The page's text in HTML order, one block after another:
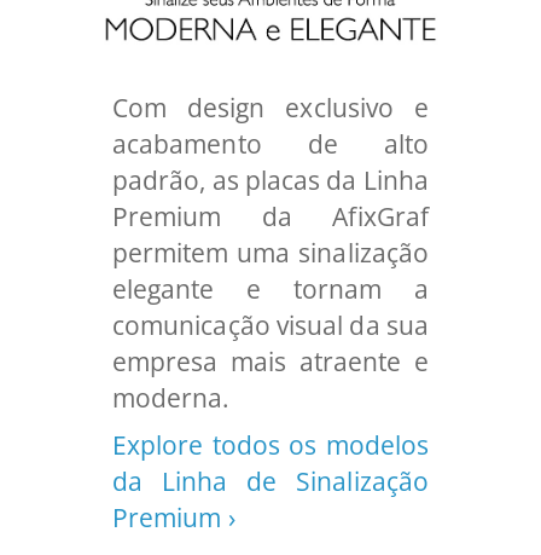
Com design exclusivo e
acabamento de alto
padrão, as placas da Linha
Premium da AfixGraf
permitem uma sinalização
elegante e tornam a
comunicação visual da sua
empresa mais atraente e
moderna.
Explore todos os modelos
da Linha de Sinalização
Premium ›